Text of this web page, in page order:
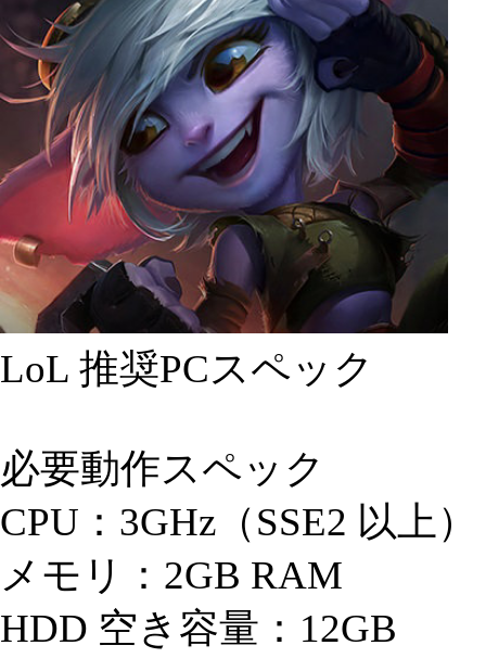
LoL 推奨PCスペック
必要動作スペック
CPU：3GHz（SSE2 以上）
メモリ：2GB RAM
HDD 空き容量：12GB